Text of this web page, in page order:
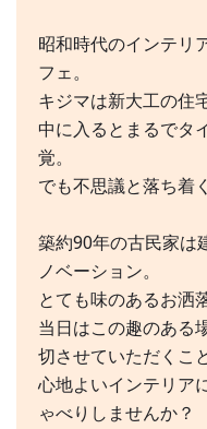
昭和時代のインテリ
フェ。
キジマは新大工の住
中に入るとまるでタ
覚。
でも不思議と落ち着
築約90年の古民家は
ノベーション。
とても味のあるお洒
当日はこの趣のある
切させていただくこ
心地よいインテリア
ゃべりしませんか？